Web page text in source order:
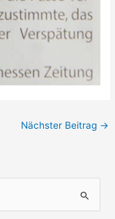
Nächster Beitrag →